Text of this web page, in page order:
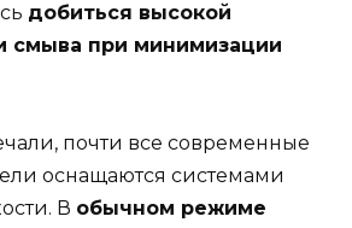
добиться высокой
смыва при минимизации
почти все современные
оснащаются системами
В обычном режиме